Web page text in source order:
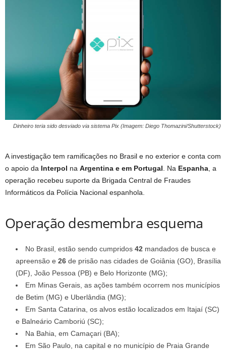
Dinheiro teria sido desviado via sistema Pix (Imagem: Diego Thomazini/Shutterstock)
A investigação tem ramificações no Brasil e no exterior e conta com
o apoio da Interpol na Argentina e em Portugal . Na Espanha , a
operação recebeu suporte da Brigada Central de Fraudes
Informáticos da Polícia Nacional espanhola.
Operação desmembra esquema
No Brasil, estão sendo cumpridos 42 mandados de busca e
apreensão e 26 de prisão nas cidades de Goiânia (GO), Brasília
(DF), João Pessoa (PB) e Belo Horizonte (MG);
Em Minas Gerais, as ações também ocorrem nos municípios
de Betim (MG) e Uberlândia (MG);
Em Santa Catarina, os alvos estão localizados em Itajaí (SC)
e Balneário Camboriú (SC);
Na Bahia, em Camaçari (BA);
Em São Paulo, na capital e no município de Praia Grande